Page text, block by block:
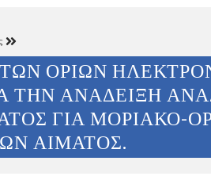
ΟΡΙΩΝ
ΤΗΝ ΑΝΑΔΕΙΞΗ
ΓΙΑ ΜΟΡΙΑΚΟ-
ΑΙΜΑΤΟΣ.